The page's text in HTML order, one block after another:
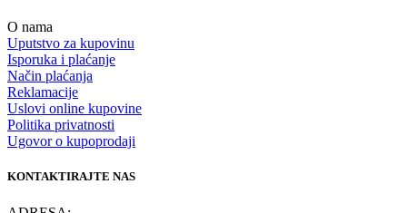
O nama
Uputstvo za kupovinu
Isporuka i plaćanje
Način plaćanja
Reklamacije
Uslovi online kupovine
Politika privatnosti
Ugovor o kupoprodaji
KONTAKTIRAJTE NAS